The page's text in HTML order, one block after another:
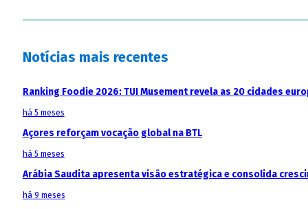
Notícias mais recentes
Ranking Foodie 2026: TUI Musement revela as 20 cidades
há 5 meses
Açores reforçam vocação global na BTL
há 5 meses
Arábia Saudita apresenta visão estratégica e consolida
há 9 meses